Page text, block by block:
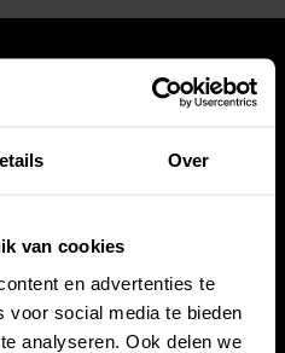
Over
van cookies
en advertenties te
voor social media te bieden
analyseren. Ook delen we
van Lelystad en